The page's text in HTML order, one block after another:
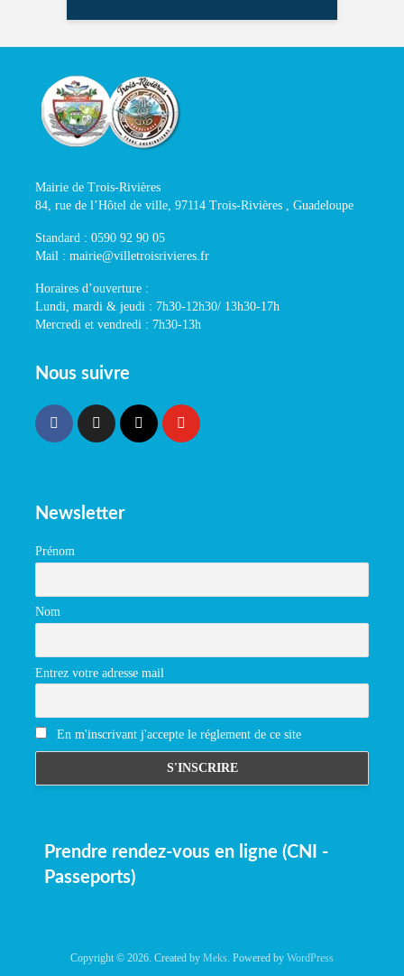
Mairie de Trois-Rivières
84, rue de l’Hôtel de ville, 97114 Trois-Rivières , Guadeloupe
Standard : 0590 92 90 05
Mail : mairie@villetroisrivieres.fr
Horaires d’ouverture :
Lundi, mardi & jeudi : 7h30-12h30/ 13h30-17h
Mercredi et vendredi : 7h30-13h
Nous suivre
Newsletter
Prénom
Nom
Entrez votre adresse mail
En m'inscrivant j'accepte le réglement de ce site
Prendre rendez-vous en ligne (CNI -
Passeports)
Copyright © 2026. Created by Meks . Powered by WordPress